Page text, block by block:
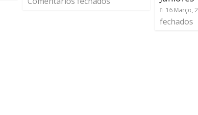
16 Março,
fechados